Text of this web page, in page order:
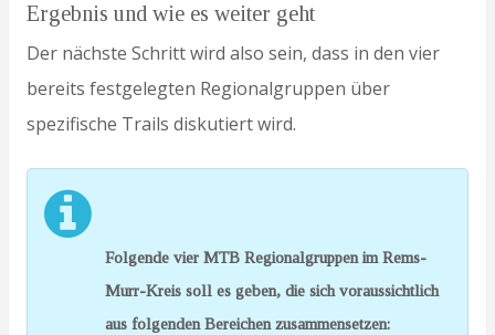
Ergebnis und wie es weiter geht
Der nächste Schritt wird also sein, dass in den vier
bereits festgelegten Regionalgruppen über
spezifische Trails diskutiert wird.
Folgende vier MTB Regionalgruppen im Rems-
Murr-Kreis soll es geben, die sich voraussichtlich
aus folgenden Bereichen zusammensetzen: